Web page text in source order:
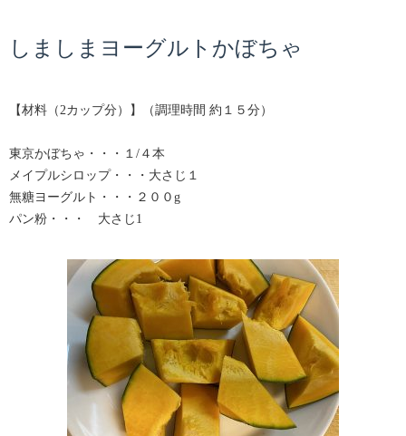
しましまヨーグルトかぼちゃ
【材料（2カップ分）】（調理時間 約１５分）
東京かぼちゃ・・・１/４本
メイプルシロップ・・・大さじ１
無糖ヨーグルト・・・２００g
パン粉・・・ 大さじ1